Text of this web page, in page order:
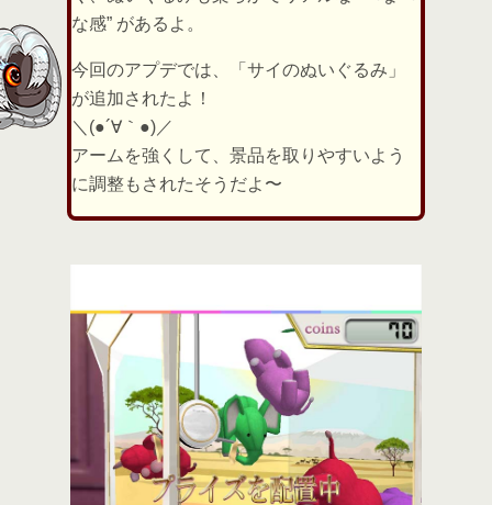
な感” があるよ。
今回のアプデでは、「サイのぬいぐるみ」
が追加されたよ！
＼(●´∀｀●)／
アームを強くして、景品を取りやすいよう
に調整もされたそうだよ〜